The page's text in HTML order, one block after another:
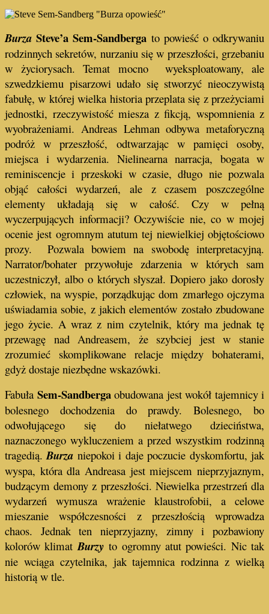
Burza Steve’a Sem-Sandberga to powieść o odkrywaniu
rodzinnych sekretów, nurzaniu się w przeszłości, grzebaniu
w życiorysach. Temat mocno wyeksploatowany, ale
szwedzkiemu pisarzowi udało się stworzyć nieoczywistą
fabułę, w której wielka historia przeplata się z przeżyciami
jednostki, rzeczywistość miesza z fikcją, wspomnienia z
wyobrażeniami. Andreas Lehman odbywa metaforyczną
podróż w przeszłość, odtwarzając w pamięci osoby,
miejsca i wydarzenia. Nielinearna narracja, bogata w
reminiscencje i przeskoki w czasie, długo nie pozwala
objąć całości wydarzeń, ale z czasem poszczególne
elementy układają się w całość. Czy w pełną
wyczerpujących informacji? Oczywiście nie, co w mojej
ocenie jest ogromnym atutum tej niewielkiej objętościowo
prozy. Pozwala bowiem na swobodę interpretacyjną.
Narrator/bohater przywołuje zdarzenia w których sam
uczestniczył, albo o których słyszał. Dopiero jako dorosły
człowiek, na wyspie, porządkując dom zmarłego ojczyma
uświadamia sobie, z jakich elementów zostało zbudowane
jego życie. A wraz z nim czytelnik, który ma jednak tę
przewagę nad Andreasem, że szybciej jest w stanie
zrozumieć skomplikowane relacje między bohaterami,
gdyż dostaje niezbędne wskazówki.
Fabuła Sem-Sandbergaobudowana jest wokół tajemnicy i
bolesnego dochodzenia do prawdy. Bolesnego, bo
odwołującego się do niełatwego dzieciństwa,
naznaczonego wykluczeniem a przed wszystkim rodzinną
tragedią.Burza niepokoi i daje poczucie dyskomfortu, jak
wyspa, która dla Andreasa jest miejscem nieprzyjaznym,
budzącym demony z przeszłości. Niewielka przestrzeń dla
wydarzeń wymusza wrażenie klaustrofobii, a celowe
mieszanie współczesności z przeszłością wprowadza
chaos. Jednak ten nieprzyjazny, zimny i pozbawiony
kolorów klimat Burzyto ogromny atut powieści. Nic tak
nie wciąga czytelnika, jak tajemnica rodzinna z wielką
historią w tle.